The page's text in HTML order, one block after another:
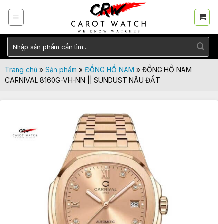
Tìm
kiếm:
Trang chủ» Sản phẩm » ĐỒNG HỒ NAM » ĐỒNG HỒ NAM
CARNIVAL 8160G-VH-NN || SUNDUST NÂU ĐẤT